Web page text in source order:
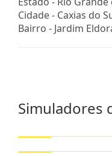
Cidade - Caxias do
Bairro - Jardim
Simuladores